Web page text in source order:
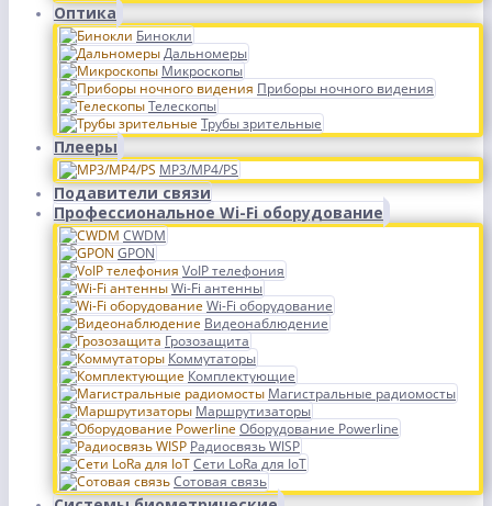
Оптика
Бинокли
Дальномеры
Микроскопы
Приборы ночного видения
Телескопы
Трубы зрительные
Плееры
MP3/MP4/PS
Подавители связи
Профессиональное Wi-Fi оборудование
CWDM
GPON
VoIP телефония
Wi-Fi антенны
Wi-Fi оборудование
Видеонаблюдение
Грозозащита
Коммутаторы
Комплектующие
Магистральные радиомосты
Маршрутизаторы
Оборудование Powerline
Радиосвязь WISP
Сети LoRa для IoT
Сотовая связь